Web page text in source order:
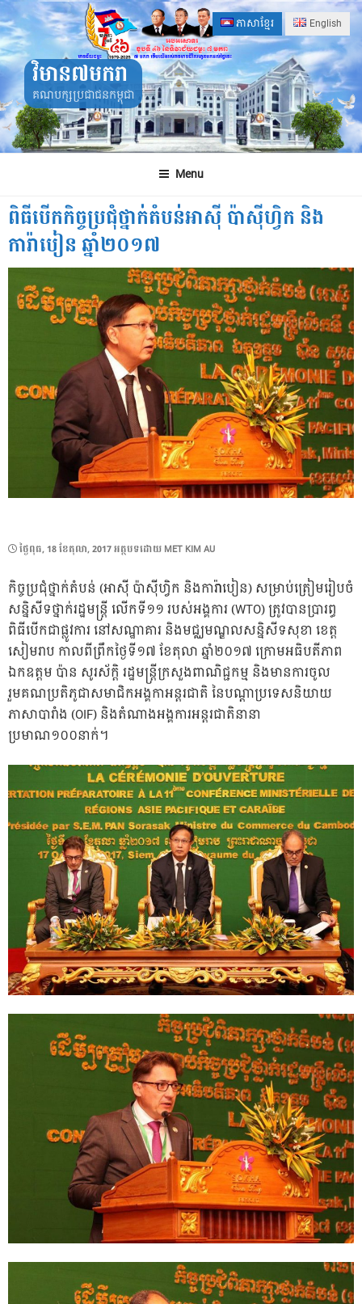
Skip
to
content
ភាសាខ្មែរ English
វិមាន៧មករា
គណបក្សប្រជាជនកម្ពុជា
Menu
ពិធីបើកកិច្ចប្រជុំថ្នាក់តំបន់អាស៊ី ប៉ាស៊ីហ្វិក និង
ការ៉ាបៀន ឆ្នាំ២០១៧
POSTED
ថ្ងៃ​ពុធ, 18 ខែ​តុលា, 2017អត្ថបទដោយ MET KIM AU
កិច្ចប្រជុំថ្នាក់តំបន់ (អាស៊ី ប៉ាស៊ីហ្វិក និងការ៉ាបៀន) សម្រាប់ត្រៀមរៀបចំ
សន្និសីទថ្នាក់រដ្ឋមន្ត្រី លើកទី១១ របស់អង្គការ (WTO) ត្រូវបានប្រារព្ធ
ពិធីបើកជាផ្លូវការ នៅសណ្ឋាគារ និងមជ្ឈមណ្ឌលសន្និសីទសុខា ខេត្ត
សៀមរាប កាលពីព្រឹកថ្ងៃទី១៧ ខែតុលា ឆ្នាំ២០១៧ ក្រោមអធិបតីភាព
ឯកឧត្តម ប៉ាន សូរស័ក្តិ រដ្ឋមន្ត្រីក្រសួងពាណិជ្ជកម្ម និងមានការចូល
រួមគណប្រតិភូជាសមាជិកអង្គកាអន្តរជាតិ នៃបណ្តាប្រទេសនិយាយ
ភាសាបារាំង (OIF) និងតំណាងអង្គការអន្តរជាតិនានា
ប្រមាណ១០០នាក់។